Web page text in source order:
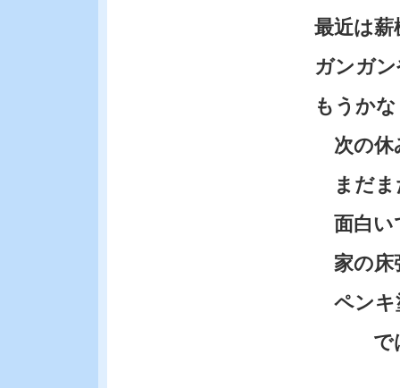
最近は薪
ガンガン
もうかな
次の休
まだまだ
面白い
家の床
ペンキ
では